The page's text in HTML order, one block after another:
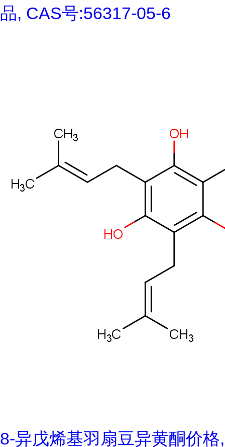
品, CAS号:56317-05-6
8-异戊烯基羽扇豆异黄酮价格,